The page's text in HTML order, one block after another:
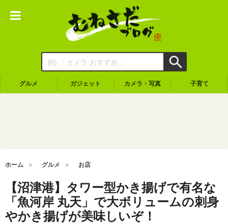
グルメ ガジェット カメラ・写真 子育て
ホーム グルメ お店
【沼津港】タワー型かき揚げで有名な
「魚河岸 丸天」で大ボリュームの刺身
やかき揚げが美味しいぞ！